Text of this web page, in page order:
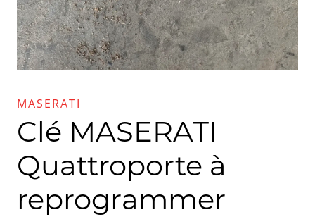
MASERATI
Clé MASERATI
Quattroporte à
reprogrammer